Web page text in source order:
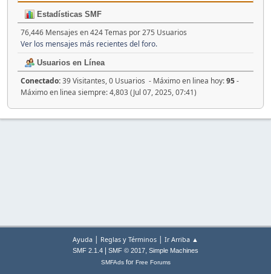
Estadísticas SMF
76,446 Mensajes en 424 Temas por 275 Usuarios
Ver los mensajes más recientes del foro.
Usuarios en Línea
Conectado:39 Visitantes, 0 Usuarios - Máximo en linea hoy:95-
Máximo en linea siempre: 4,803 (Jul 07, 2025, 07:41)
Ayuda | Reglas y Términos | Ir Arriba ▲
SMF 2.1.4 SMF © 2017, Simple Machines
SMFAdsfor Free Forums